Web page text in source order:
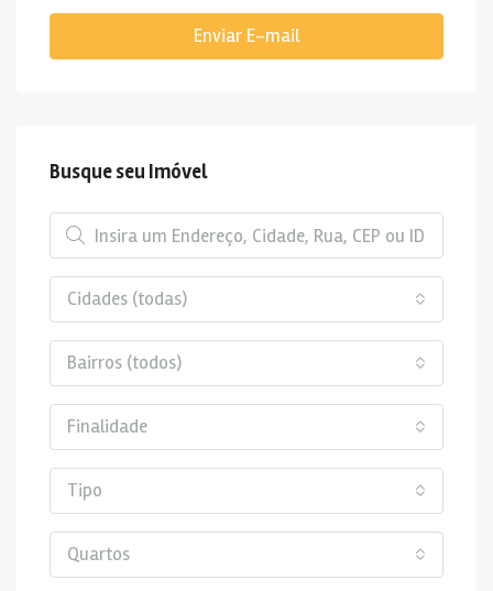
Enviar E-mail
Busque seu Imóvel
Cidades (todas)
Bairros (todos)
Finalidade
Tipo
Quartos